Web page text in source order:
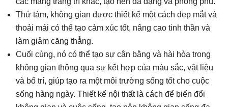
Thứ tám, không gian được thiết kế một cách đẹp mắt và
thoải mái có thể tạo cảm xúc tốt, nâng cao tinh thần và
làm giảm căng thẳng.
Cuối cùng, nó có thể tạo sự cân bằng và hài hòa trong
không gian thông qua sự kết hợp của màu sắc, vật liệu
và bố trí, giúp tạo ra một môi trường sống tốt cho cuộc
sống hàng ngày. Thiết kế nội thất là cách để biến đổi